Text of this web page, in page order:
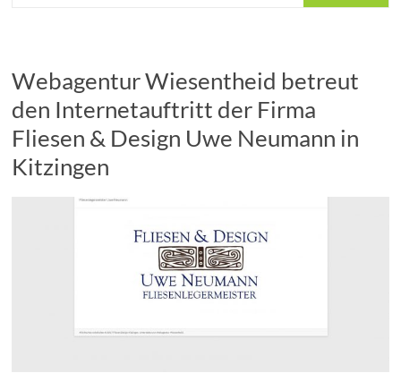
Webagentur Wiesentheid betreut
den Internetauftritt der Firma
Fliesen & Design Uwe Neumann in
Kitzingen